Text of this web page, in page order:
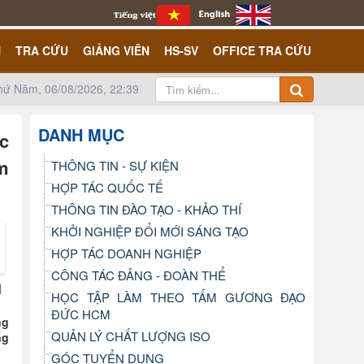
TRA CỨU GIẢNG VIÊN HS-SV OFFICE TRA CỨU
Năm, 06/08/2026, 22:39
DANH MỤC
THÔNG TIN - SỰ KIỆN
HỢP TÁC QUỐC TẾ
THÔNG TIN ĐÀO TẠO - KHẢO THÍ
KHỞI NGHIỆP ĐỔI MỚI SÁNG TẠO
HỢP TÁC DOANH NGHIỆP
CÔNG TÁC ĐẢNG - ĐOÀN THỂ
HỌC TẬP LÀM THEO TẤM GƯƠNG ĐẠO
ĐỨC HCM
QUẢN LÝ CHẤT LƯỢNG ISO
GÓC TUYỂN DỤNG